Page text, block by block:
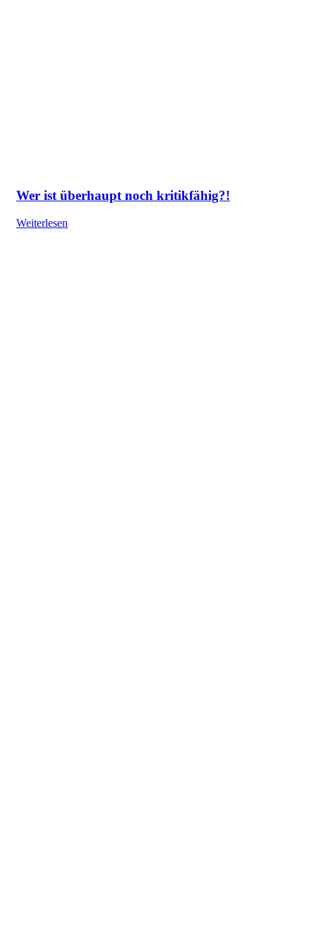
Wer ist überhaupt noch kritikfähig?!
Weiterlesen